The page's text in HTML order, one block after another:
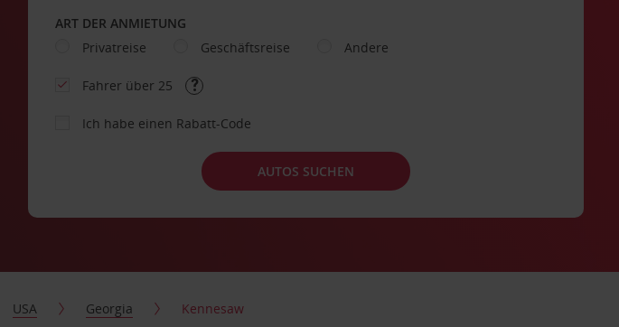
ART DER ANMIETUNG
Privatreise
Geschäftsreise Andere
Fahrer über 25
Ich habe einen Rabatt-Code
AUTOS SUCHEN
USA Georgia Kennesaw